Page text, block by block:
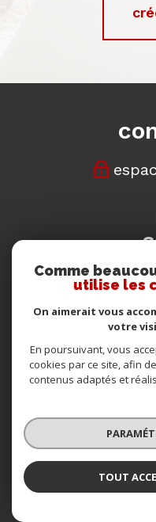
© 2026 | Tous droits
Partenaires
Comme
utilise les
On aimerait vous
votre
En poursuivant, vous
cookies par ce site, afin
contenus adaptés et
TOUT